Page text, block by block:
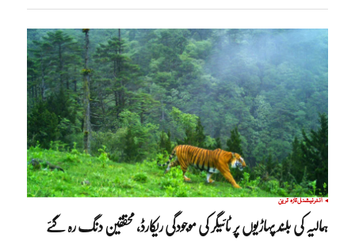
انٹرنیشنلتازہ ترین
ہمالیہ کی بلند پہاڑیوں پر ٹائیگر کی موجودگی ریکارڈ، محققین دنگ رہ گئے